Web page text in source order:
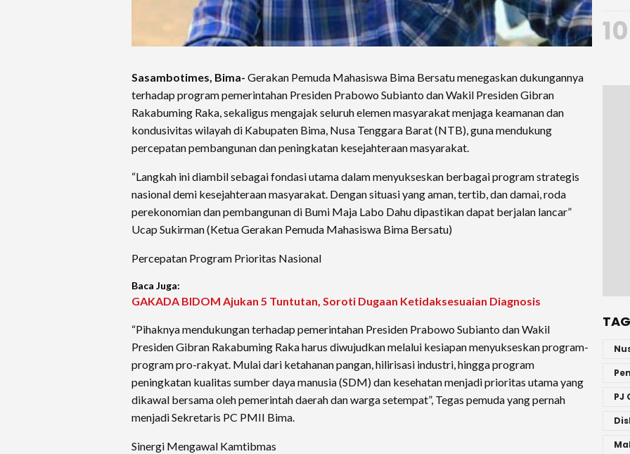
Sasambotimes, Bima- Gerakan Pemuda Mahasiswa Bima Bersatu menegaskan dukungannya
terhadap program pemerintahan Presiden Prabowo Subianto dan Wakil Presiden Gibran
Rakabuming Raka, sekaligus mengajak seluruh elemen masyarakat menjaga keamanan dan
kondusivitas wilayah di Kabupaten Bima, Nusa Tenggara Barat (NTB), guna mendukung
percepatan pembangunan dan peningkatan kesejahteraan masyarakat.
“Langkah ini diambil sebagai fondasi utama dalam menyukseskan berbagai program strategis
nasional demi kesejahteraan masyarakat. Dengan situasi yang aman, tertib, dan damai, roda
perekonomian dan pembangunan di Bumi Maja Labo Dahu dipastikan dapat berjalan lancar”
Ucap Sukirman (Ketua Gerakan Pemuda Mahasiswa Bima Bersatu)
Percepatan Program Prioritas Nasional
Baca Juga:
GAKADA BIDOM Ajukan 5 Tuntutan, Soroti Dugaan Ketidaksesuaian Diagnosis
“Pihaknya mendukungan terhadap pemerintahan Presiden Prabowo Subianto dan Wakil
Presiden Gibran Rakabuming Raka harus diwujudkan melalui kesiapan menyukseskan program-
program pro-rakyat. Mulai dari ketahanan pangan, hilirisasi industri, hingga program
peningkatan kualitas sumber daya manusia (SDM) dan kesehatan menjadi prioritas utama yang
dikawal bersama oleh pemerintah daerah dan warga setempat”, Tegas pemuda yang pernah
menjadi Sekretaris PC PMII Bima.
Sinergi Mengawal Kamtibmas
10
PJ